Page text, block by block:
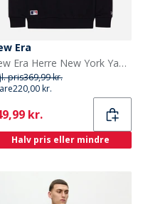
Era
New Era Herre New York Yankees Svedtrøje Navy/Hvid Nvywhi
pris369,99 kr.
220,00 kr.
kr.
Halv pris eller mindre